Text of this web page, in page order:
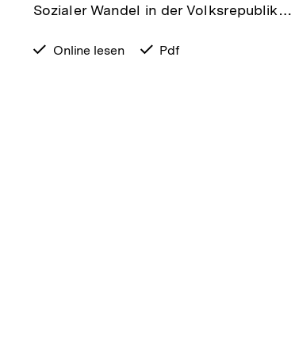
Sozialer Wandel in der Volksrepublik…
verfügbar
Online lesen
verfügbar
Pdf